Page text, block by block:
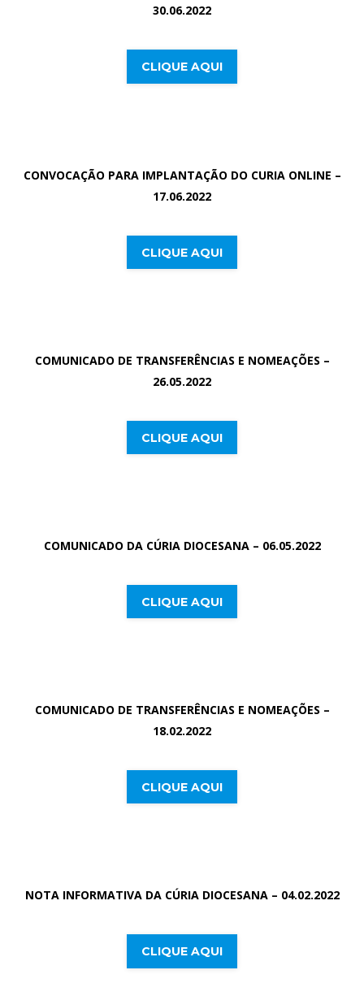
30.06.2022
CLIQUE AQUI
CONVOCAÇÃO PARA IMPLANTAÇÃO DO CURIA ONLINE –
17.06.2022
CLIQUE AQUI
COMUNICADO DE TRANSFERÊNCIAS E NOMEAÇÕES –
26.05.2022
CLIQUE AQUI
COMUNICADO DA CÚRIA DIOCESANA – 06.05.2022
CLIQUE AQUI
COMUNICADO DE TRANSFERÊNCIAS E NOMEAÇÕES –
18.02.2022
CLIQUE AQUI
NOTA INFORMATIVA DA CÚRIA DIOCESANA – 04.02.2022
CLIQUE AQUI